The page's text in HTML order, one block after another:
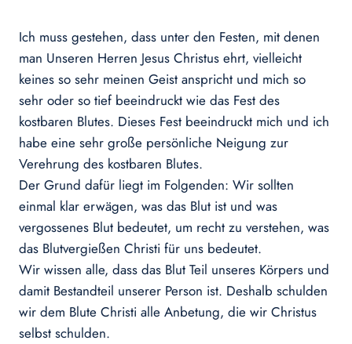
Ich muss gestehen, dass unter den Festen, mit denen
man Unseren Herren Jesus Christus ehrt, vielleicht
keines so sehr meinen Geist anspricht und mich so
sehr oder so tief beeindruckt wie das Fest des
kostbaren Blutes. Dieses Fest beeindruckt mich und ich
habe eine sehr große persönliche Neigung zur
Verehrung des kostbaren Blutes.
Der Grund dafür liegt im Folgenden: Wir sollten
einmal klar erwägen, was das Blut ist und was
vergossenes Blut bedeutet, um recht zu verstehen, was
das Blutvergießen Christi für uns bedeutet.
Wir wissen alle, dass das Blut Teil unseres Körpers und
damit Bestandteil unserer Person ist. Deshalb schulden
wir dem Blute Christi alle Anbetung, die wir Christus
selbst schulden.